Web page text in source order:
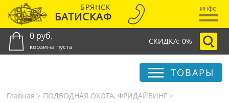
БРЯНСК
БАТИСКАФ
инфо
0 руб.
корзина пуста
СКИДКА: 0%
ТОВАРЫ
Главная > ПОДВОДНАЯ ОХОТА, ФРИДАЙВИНГ >